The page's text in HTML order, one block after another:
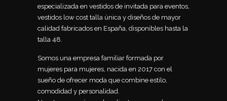
especializada en vestidos de invitada para eventos,
vestidos low cost talla única y diseños de mayor
calidad fabricados en España, disponibles hasta la
talla 48.
Somos una empresa familiar formada por
mujeres para mujeres, nacida en 2017 con el
sueño de ofrecer moda que combine estilo,
comodidad y personalidad.